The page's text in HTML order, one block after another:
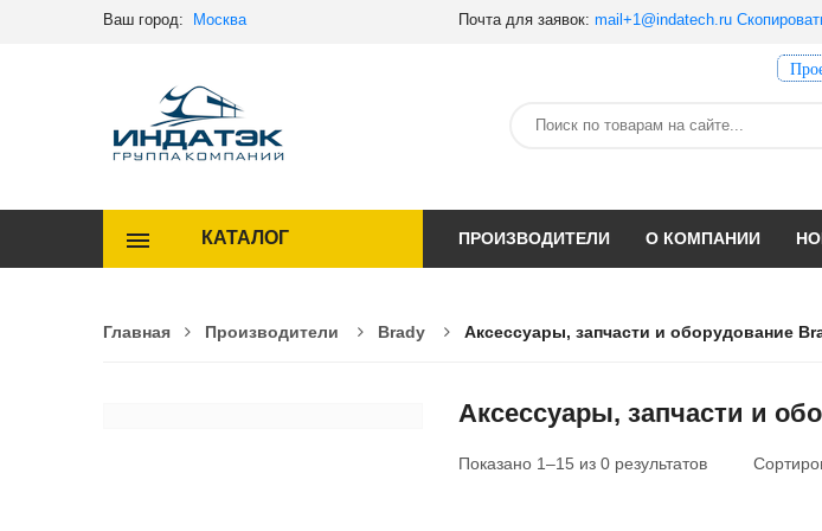
Ваш город: Москва Почта для заявок: mail+1@indatech.ru
КАТАЛОГ ПРОИЗВОДИТЕЛИ О КОМПАНИИ
Главная Производители Brady Аксессуары, запчасти и оборудование
Аксессуары, запчасти и
Показано 1–15 из 0 результатов